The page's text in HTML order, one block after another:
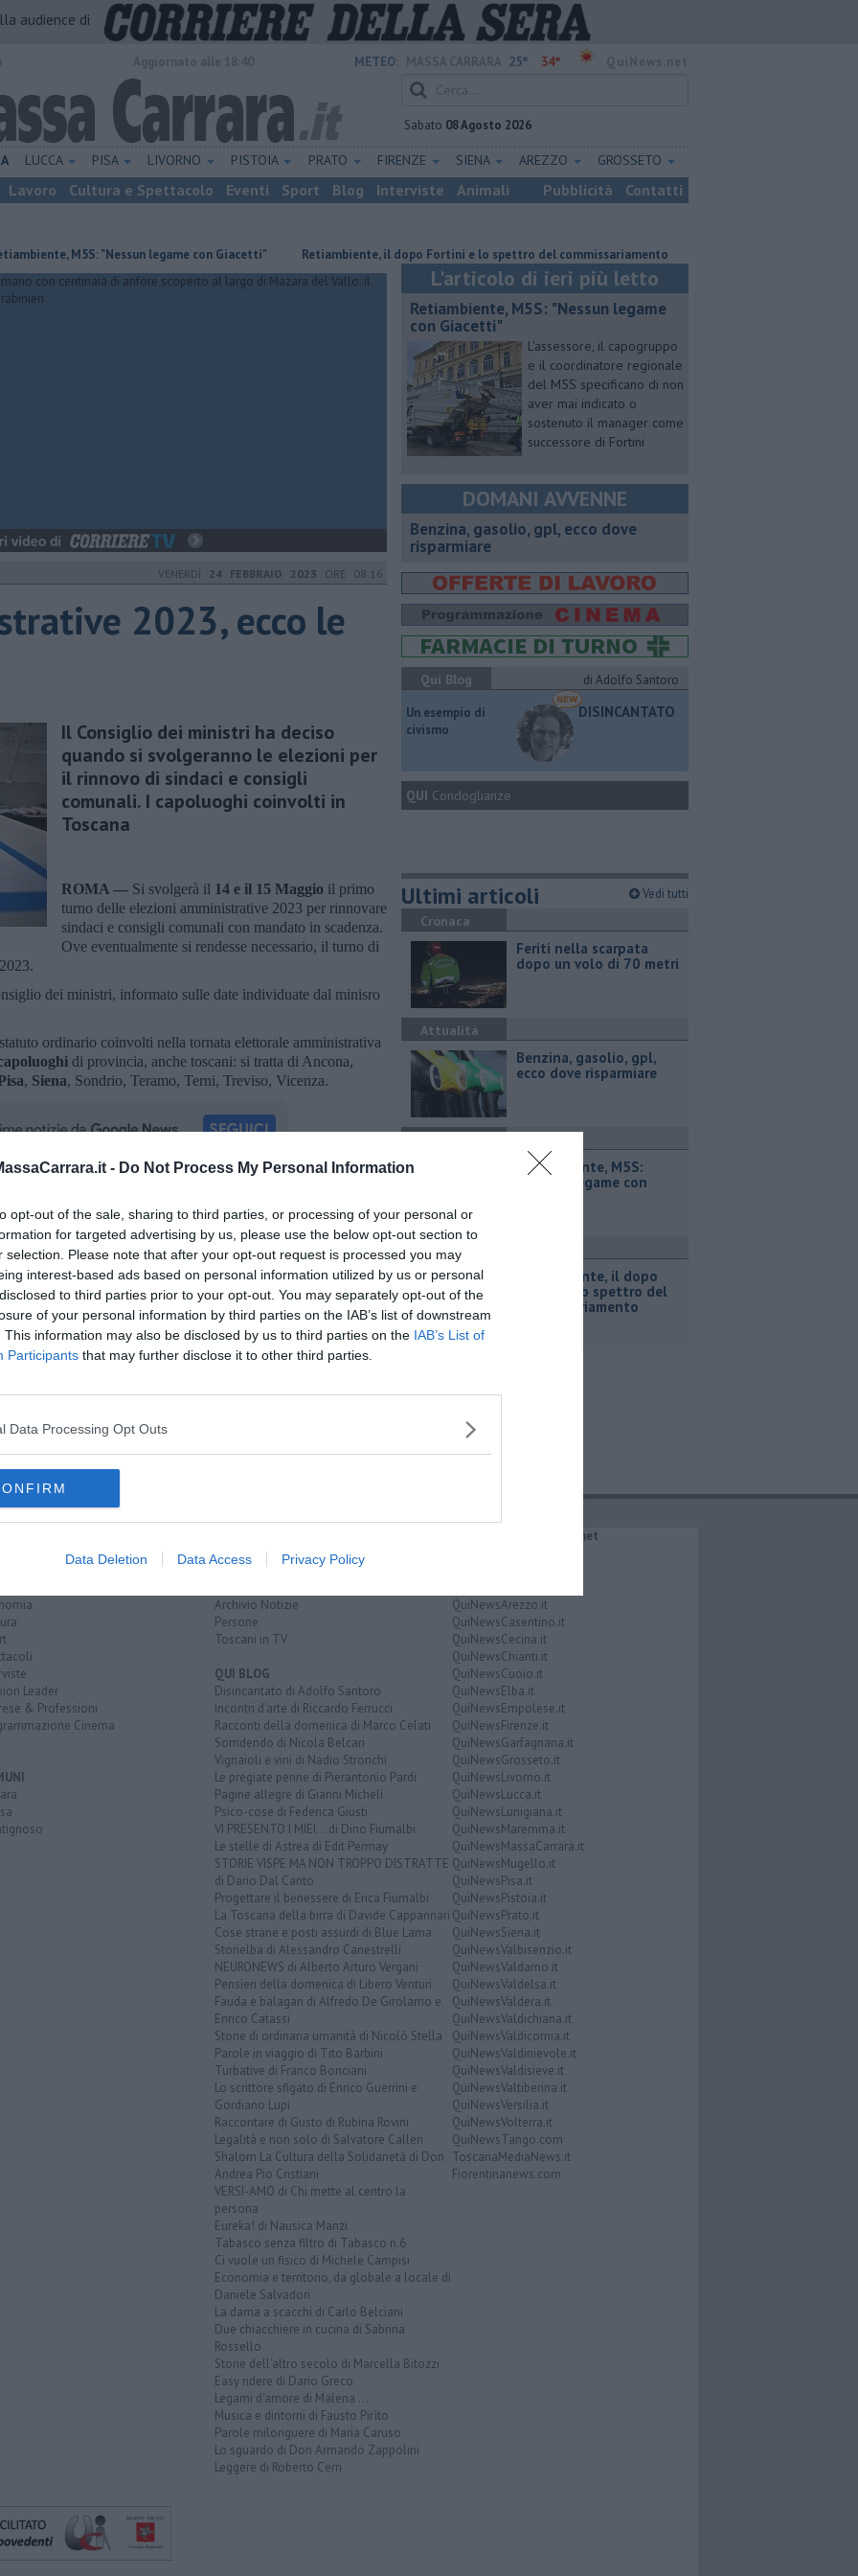
- Do Not Process My Personal Information
opt-out of the sale, sharing to third parties, or processing of your personal or
for targeted advertising by us, please use the below opt-out section to
selection. Please note that after your opt-out request is processed you may
interest-based ads based on personal information utilized by us or personal
to third parties prior to your opt-out. You may separately opt-out of the
of your personal information by third parties on the IAB’s list of downstream
This information may also be disclosed by us to third parties on the IAB’s List of
Participants that may further disclose it to other third parties.
Data Processing Opt Outs
Data Deletion Data Access Privacy Policy
audience di
METEO: 25° 34°
Sabato 08 Agosto 2026
LUCCA PISA LIVORNO PISTOIA PRATO FIRENZE SIENA AREZZO GROSSETO
Lavoro Cultura e Spettacolo Eventi Sport Blog Interviste Animali Pubblicità Contatti
M5S: "Nessun legame con Giacetti" Retiambiente, il dopo Fortini e lo spettro del commissariamento Feriti nella scarpata dopo un volo
VENERDÌ 24 FEBBRAIO 2023 ORE 08:16
2023, ecco le
Il Consiglio dei ministri ha deciso
quando si svolgeranno le elezioni per
il rinnovo di sindaci e consigli
comunali. I capoluoghi coinvolti in
Toscana
ROMA — Si svolgerà il 14 e il 15 Maggio il primo
turno delle elezioni amministrative 2023 per rinnovare
sindaci e consigli comunali con mandato in scadenza.
Ove eventualmente si rendesse necessario, il turno di
dei ministri, informato sulle date individuate dal minisro
ordinario coinvolti nella tornata elettorale amministrativa
di provincia, anche toscani: si tratta di Ancona,
, Siena, Sondrio, Teramo, Terni, Treviso, Vicenza.
iscriviti alla
Newsletter QUInews - ToscanaMedia.
nella tua casella di posta.
googlate 2022
d'italia ancona brescia brindisi imperia latina pisa
siena
L'articolo di ieri più letto
Retiambiente, M5S: "Nessun legame
con Giacetti"
L'assessore, il capogruppo
e il coordinatore regionale
del M5S specificano di non
aver mai indicato o
sostenuto il manager come
successore di Fortini
DOMANI AVVENNE
​Benzina, gasolio, gpl, ecco dove
risparmiare
Qui Blog
di Adolfo Santoro
​Un esempio di
civismo
DISINCANTATO
QUI Condoglianze
Ultimi articoli Vedi tutti
Cronaca
Feriti nella scarpata
dopo un volo di 70 metri
Attualità
​Benzina, gasolio, gpl,
ecco dove risparmiare
Retiambiente, M5S:
"Nessun legame con
Attualità
Retiambiente, il dopo
Fortini e lo spettro del
commissariamento
Leader
& Professioni
Cinema
Le notizie di oggi
Più Letti della settimana
Archivio Notizie
Persone
Toscani in TV
QUI BLOG
Disincantato di Adolfo Santoro
Incontri d'arte di Riccardo Ferrucci
Racconti della domenica di Marco Celati
Sorridendo di Nicola Belcari
Vignaioli e vini di Nadio Stronchi
Le pregiate penne di Pierantonio Pardi
Pagine allegre di Gianni Micheli
Psico-cose di Federica Giusti
VI PRESENTO I MIEI... di Dino Fiumalbi
Le stelle di Astrea di Edit Permay
STORIE VISPE MA NON TROPPO DISTRATTE
di Dario Dal Canto
Progettare il benessere di Erica Fiumalbi
La Toscana della birra di Davide Cappannari
Cose strane e posti assurdi di Blue Lama
Storielba di Alessandro Canestrelli
NEURONEWS di Alberto Arturo Vergani
Pensieri della domenica di Libero Venturi
Fauda e balagan di Alfredo De Girolamo e
Enrico Catassi
Storie di ordinaria umanità di Nicolò Stella
Parole in viaggio di Tito Barbini
Turbative di Franco Bonciani
Lo scrittore sfigato di Enrico Guerrini e
Gordiano Lupi
Raccontare di Gusto di Rubina Rovini
Legalità e non solo di Salvatore Calleri
Shalom La Cultura della Solidarietà di Don
Andrea Pio Cristiani
VERSI-AMO di Chi mette al centro la
persona
Eureka! di Nausica Manzi
Tabasco senza filtro di Tabasco n.6
Ci vuole un fisico di Michele Campisi
Economia e territorio, da globale a locale di
Daniele Salvadori
La dama a scacchi di Carlo Belciani
Due chiacchiere in cucina di Sabrina
Rossello
Storie dell'altro secolo di Marcella Bitozzi
Easy ridere di Dario Greco
Legami d'amore di Malena ...
Musica e dintorni di Fausto Pirìto
Parole milonguere di Maria Caruso
Lo sguardo di Don Armando Zappolini
Leggere di Roberto Cerri
IL NETWORK QuiNews.net
QuiNewsArezzo.it
QuiNewsCasentino.it
QuiNewsCecina.it
QuiNewsChianti.it
QuiNewsCuoio.it
QuiNewsElba.it
QuiNewsEmpolese.it
QuiNewsFirenze.it
QuiNewsGarfagnana.it
QuiNewsGrosseto.it
QuiNewsLivorno.it
QuiNewsLucca.it
QuiNewsLunigiana.it
QuiNewsMaremma.it
QuiNewsMassaCarrara.it
QuiNewsMugello.it
QuiNewsPisa.it
QuiNewsPistoia.it
QuiNewsPrato.it
QuiNewsSiena.it
QuiNewsValbisenzio.it
QuiNewsValdarno.it
QuiNewsValdelsa.it
QuiNewsValdera.it
QuiNewsValdichiana.it
QuiNewsValdicornia.it
QuiNewsValdinievole.it
QuiNewsValdisieve.it
QuiNewsValtiberina.it
QuiNewsVersilia.it
QuiNewsVolterra.it
QuiNewsTango.com
ToscanaMediaNews.it
Fiorentinanews.com